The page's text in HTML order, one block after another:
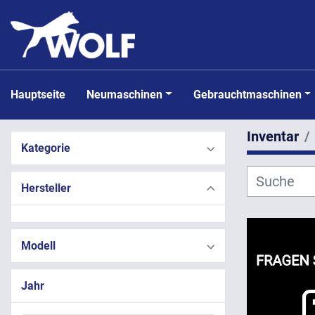
Hauptseite Neumaschinen Gebrauchtmaschinen
Kategorie
Hersteller
Modell
Jahr
Inventar